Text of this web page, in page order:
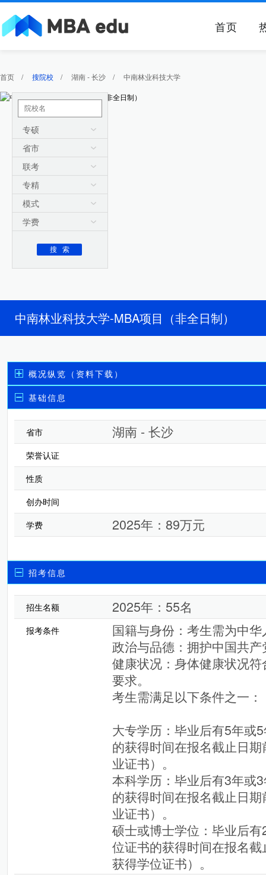
首页
首页 / 搜院校 / 湖南 - 长沙 / 中南林业科技大学
中南林业科技大学-MBA项目（非全日制）
概况纵览（资料下载）
基础信息
省市 湖南 - 长沙
荣誉认证
性质
创办时间
学费
2025年：89万元
招考信息
招生名额 2025年：55名
报考条件
国籍与身份：考生需为中
政治与品德：拥护中国共
健康状况：身体健康状况
要求。
考生需满足以下条件之一：
大专学历：毕业后有5年或
的获得时间在报名截止日
业证书）。
本科学历：毕业后有3年或
的获得时间在报名截止日
业证书）。
硕士或博士学位：毕业后
位证书的获得时间在报名
获得学位证书）。
专硕
省市
联考
专精
模式
学费